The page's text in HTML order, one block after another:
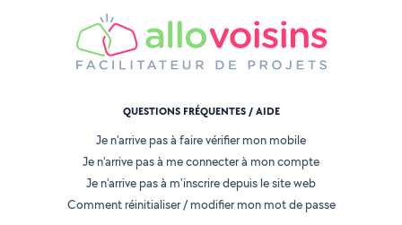
QUESTIONS FRÉQUENTES / AIDE
Je n'arrive pas à faire vérifier mon mobile
Je n'arrive pas à me connecter à mon compte
Je n'arrive pas à m'inscrire depuis le site web
Comment réinitialiser / modifier mon mot de passe